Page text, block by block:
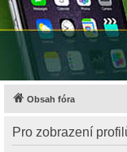
Obsah fóra
Pro zobrazení